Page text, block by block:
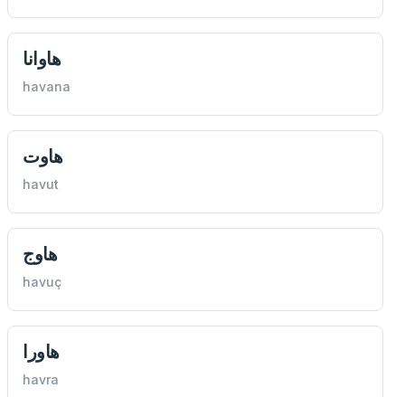
هاوانا
havana
هاوت
havut
هاوج
havuç
هاورا
havra